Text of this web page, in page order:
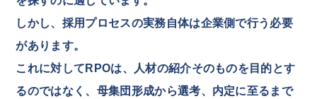
しかし、採用プロセスの実務自体は企業側で行う必要
があります。
これに対してRPOは、人材の紹介そのものを目的とす
るのではなく、母集団形成から選考、内定に至るまで